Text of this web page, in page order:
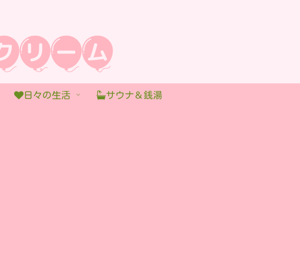
日々の生活 サウナ＆銭湯